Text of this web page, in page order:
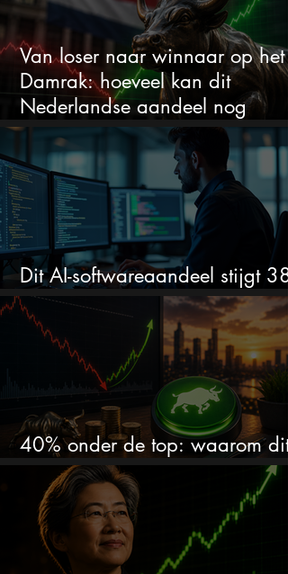
Van loser naar winnaar op het
Damrak: hoeveel kan dit
Nederlandse aandeel nog
stijgen?
Dit AI-softwareaandeel stijgt
en zet de SaaS-crash op zijn
40% onder de top: waarom dit
aandeel weer interessant wordt